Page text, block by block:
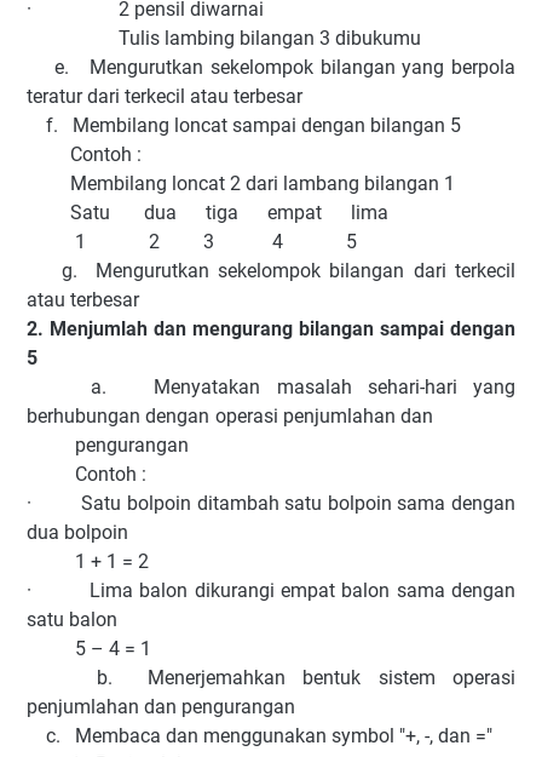
· 2 pensil diwarnai
Tulis lambing bilangan 3 dibukumu
e. Mengurutkan sekelompok bilangan yang berpola
teratur dari terkecil atau terbesar
f. Membilang loncat sampai dengan bilangan 5
Contoh :
Membilang loncat 2 dari lambang bilangan 1
Satu dua tiga empat lima
1 2 3 4 5
g. Mengurutkan sekelompok bilangan dari terkecil
atau terbesar
2. Menjumlah dan mengurang bilangan sampai dengan
5
a. Menyatakan masalah sehari-hari yang
berhubungan dengan operasi penjumlahan dan
pengurangan
Contoh :
· Satu bolpoin ditambah satu bolpoin sama dengan
dua bolpoin
1 + 1 = 2
· Lima balon dikurangi empat balon sama dengan
satu balon
5 – 4 = 1
b. Menerjemahkan bentuk sistem operasi
penjumlahan dan pengurangan
c. Membaca dan menggunakan symbol "+, -, dan ="